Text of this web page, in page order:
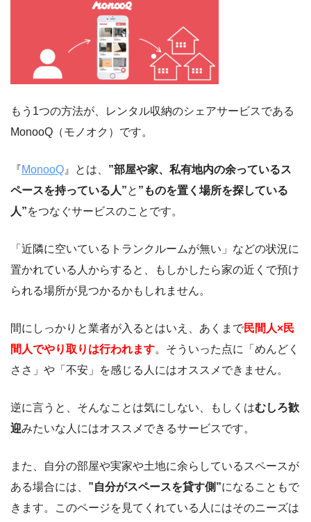
もう1つの方法が、レンタル収納のシェアサービスである
MonooQ（モノオク）です。
『MonooQ 』とは、 ”部屋や家、私有地内の余っているス
ペースを持っている人”と ”ものを置く場所を探している
人”をつなぐサービスのことです。
「近隣に空いているトランクルームが無い」などの状況に
置かれている人からすると、もしかしたら家の近くで預け
られる場所が見つかるかもしれません。
間にしっかりと業者が入るとはいえ、あくまで民間人×民
間人でやり取りは行われます。そういった点に「めんどく
ささ」や「不安」を感じる人にはオススメできません。
逆に言うと、そんなことは気にしない、もしくはむしろ歓
迎みたいな人にはオススメできるサービスです。
また、自分の部屋や実家や土地に余らしているスペースが
ある場合には、 ”自分がスペースを貸す側”になることもで
きます。このページを見てくれている人にはそのニーズは